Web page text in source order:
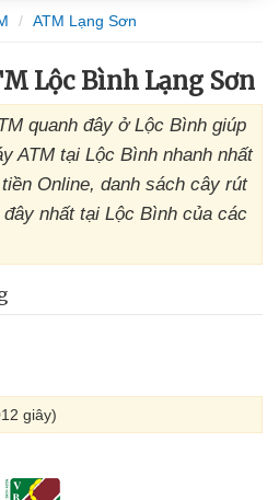
ATM Lạng Sơn
Lộc Bình Lạng Sơn
quanh đây ở Lộc Bình giúp
ATM tại Lộc Bình nhanh nhất
Online, danh sách cây rút
nhất tại Lộc Bình của các
giây)